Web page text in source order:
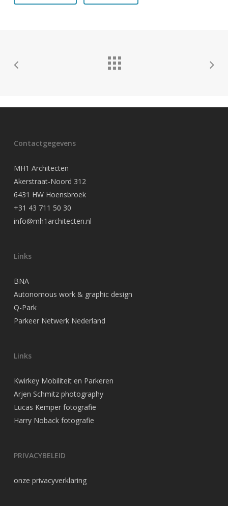
Contactgegevens
MH1 Architecten
Akerstraat-Noord 312
6431 HW Hoensbroek
+31 43 711 50 30
info@mh1architecten.nl
Links
BNA
Autonomous work & graphic design
Q-Park
Parkeer Netwerk Nederland
Links
Kwirkey Mobiliteit en Parkeren
Arjen Schmitz photography
Lucas Kemper fotografie
Harry Noback fotografie
PRIVACYBELEID
onze privacyverklaring